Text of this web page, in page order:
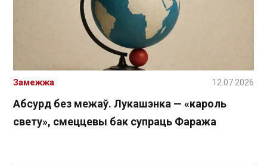
Абсурд без межаў. Лукашэнка — «кароль
свету», смеццевы бак супраць Фаража
Замежжа 12.07.2026